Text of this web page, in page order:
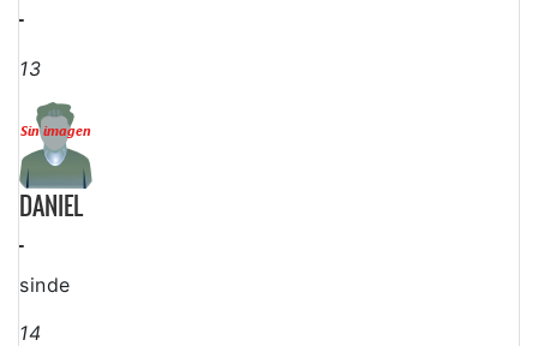
-
13
DANIEL
-
sinde
14